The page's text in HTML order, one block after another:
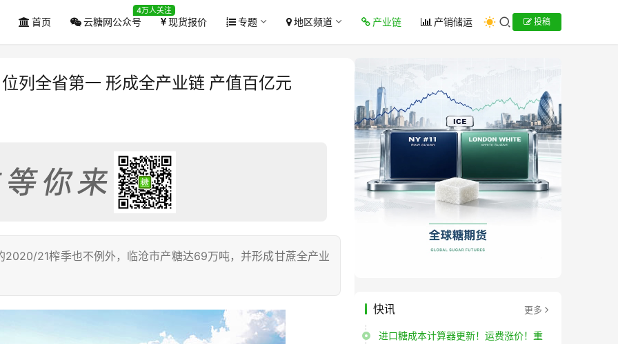
首页 云糖网公众号
4万人关注
现货报价 专题 地区频道 产业链 产销储运 投稿
列全省第一 形成全产业链 产值百亿元
21榨季也不例外，临沧市产糖达69万吨，并形成甘蔗全产业
快讯 更多
进口糖成本计算器更新！运费涨价！重